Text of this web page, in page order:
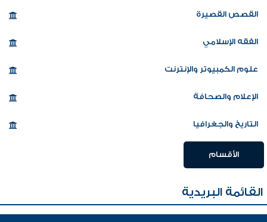
القصص القصيرة
الفقه الإسلامي
علوم الكمبيوتر والإنترنت
الإعلام والصحافة
التاريخ والجغرافيا
الأقسام
القائمة البريدية